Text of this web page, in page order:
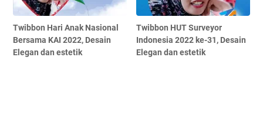
Twibbon Hari Anak Nasional
Bersama KAI 2022, Desain
Elegan dan estetik
Twibbon HUT Surveyor
Indonesia 2022 ke-31, Desain
Elegan dan estetik